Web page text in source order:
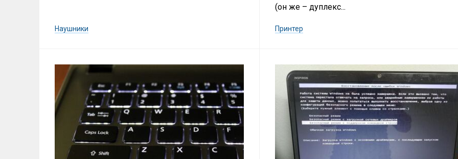
Наушники
(он же – дуплекс...
Принтер